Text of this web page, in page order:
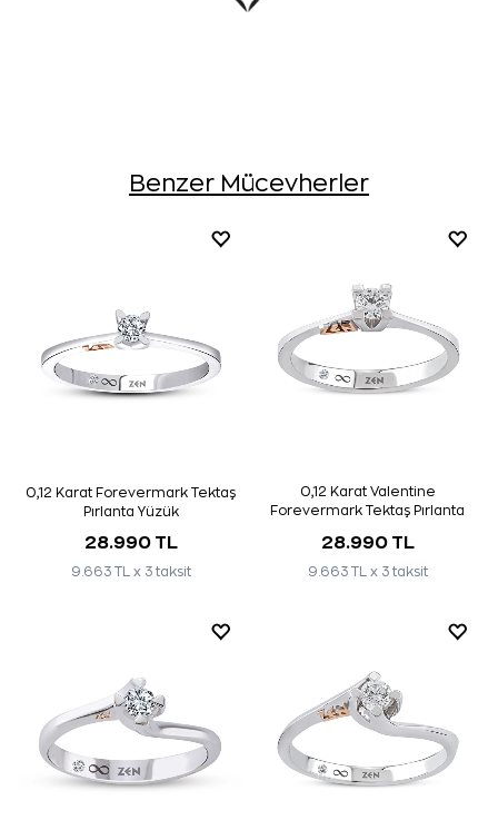
Benzer Mücevherler
0,12 Karat Forevermark Tektaş
Pırlanta Yüzük
28.990 TL
9.663 TL x 3 taksit
0,12 Karat Valentine
Forevermark Tektaş Pırlanta
28.990 TL
9.663 TL x 3 taksit